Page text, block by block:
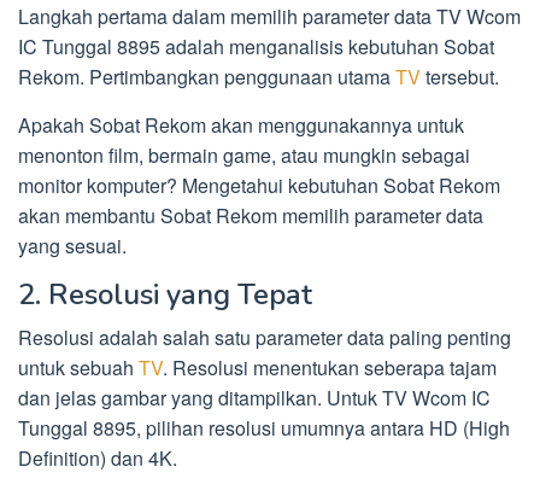
Langkah pertama dalam memilih parameter data TV Wcom
IC Tunggal 8895 adalah menganalisis kebutuhan Sobat
Rekom. Pertimbangkan penggunaan utamaTVtersebut.
Apakah Sobat Rekom akan menggunakannya untuk
menonton film, bermain game, atau mungkin sebagai
monitor komputer? Mengetahui kebutuhan Sobat Rekom
akan membantu Sobat Rekom memilih parameter data
yang sesuai.
2. Resolusi yang Tepat
Resolusi adalah salah satu parameter data paling penting
untuk sebuah TV. Resolusi menentukan seberapa tajam
dan jelas gambar yang ditampilkan. Untuk TV Wcom IC
Tunggal 8895, pilihan resolusi umumnya antara HD (High
Definition) dan 4K.